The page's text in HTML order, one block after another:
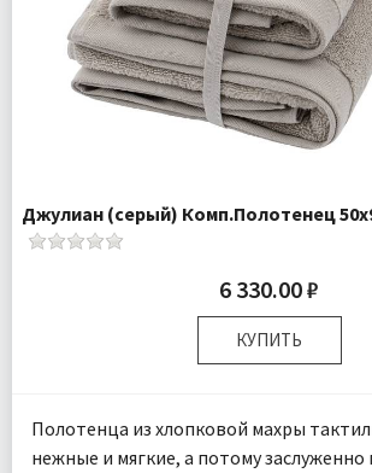
Джулиан (серый) Комп.Полотенец
6 330.00 ₽
КУПИТЬ
Комплектация:
Полотенца из хлопковой махры
нежные и мягкие, а потому